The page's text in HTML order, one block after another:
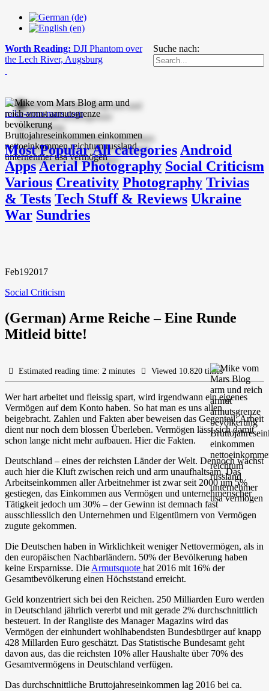
Suche nach:
Worth Reading: DJI Phantom over
the Lech River, Augsburg
mike-vom-mars.com
Most PopularAll categories Android
AppsAerial Photography Social Criticism
Various Creativity Photography Trivias
& Tests Tech Stuff & Reviews Ukraine
War Sundries
Feb192017
Social Criticism
(German) Arme Reiche – Eine Runde
Mitleid bitte!
Estimated reading time: 2 minutes Viewed 10.820 times
Wer hart arbeitet und fleissig spart, wird irgendwann ein eigenes
Vermögen auf dem Konto haben. So hat man es uns allen
beigebracht. Zahlen und Fakten aber beweisen das Gegenteil: Arbeit
dient nur noch dem blossen Überleben. Vermögen lässt sich damit
schon lange nicht mehr aufbauen. Hier die Fakten.
Deutschland – eines der reichsten Länder der Welt. Dennoch wächst
auch hier die Kluft zwischen reich und arm unaufhaltsam. Das
Arbeitseinkommen aller Arbeitnehmer ist zwar seit 2000 um 5%
gestiegen, das Einkommen aus Vermögen und unternehmerischer
Tätigkeit jedoch um 30% – der Gewinn ist demnach fast
ausschliesslich den Unternehmen und Eigentümern von Vermögen
zugute gekommen.
Die Deutschen haben in Wirklichkeit weniger Nettovermögen, als in
den europäischen Nachbarländern. 50% der Bevölkerung haben
keine Ersparnisse. Die Armutsquote hat 2016 mit 16% der
Gesamtbevölkerung einen Höchststand erreicht.
Geld konzentriert sich bei den Reichen. 250 Milliarden Euro werden
in Deutschland jährlich vererbt und mit gerade 2% durchschnittlich
besteuert. In der Rangliste des Manager Magazins wird das
Vermögen der einhundert wohlhabendsten Bundesbürger auf knapp
428 Millarden Euro geschätzt. Das Statistische Bundesamt geht
davon aus, das die reichsten 10% aller Haushalte über 70% des
Gesamtvermögens in Deutschland verfügen.
Das durchschnittliche Bruttojahreseinkommen lag 2016 bei ca.